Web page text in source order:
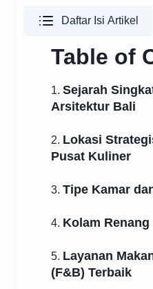
Daftar Isi Artikel
Table of
1. Sejarah
Arsitektur Bali
2. Lokasi
Pusat Kuliner
3. Tipe Kamar
4. Kolam
5. Layanan
(F&B) Terbaik